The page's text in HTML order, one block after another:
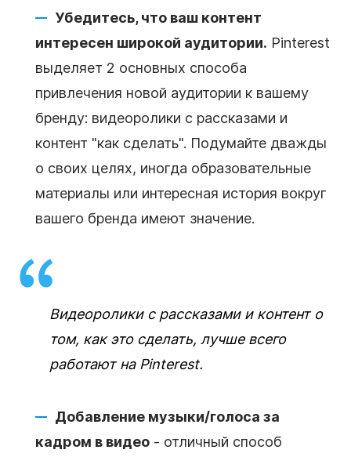
Убедитесь, что ваш контент
интересен широкой аудитории. Pinterest
выделяет 2 основных способа
привлечения новой аудитории к вашему
бренду: видеоролики с рассказами и
контент "как сделать". Подумайте дважды
о своих целях, иногда образовательные
материалы или интересная история вокруг
вашего бренда имеют значение.
Видеоролики с рассказами и контент о
том, как это сделать, лучше всего
работают на Pinterest.
Добавление музыки/голоса за
кадром в видео - отличный способ